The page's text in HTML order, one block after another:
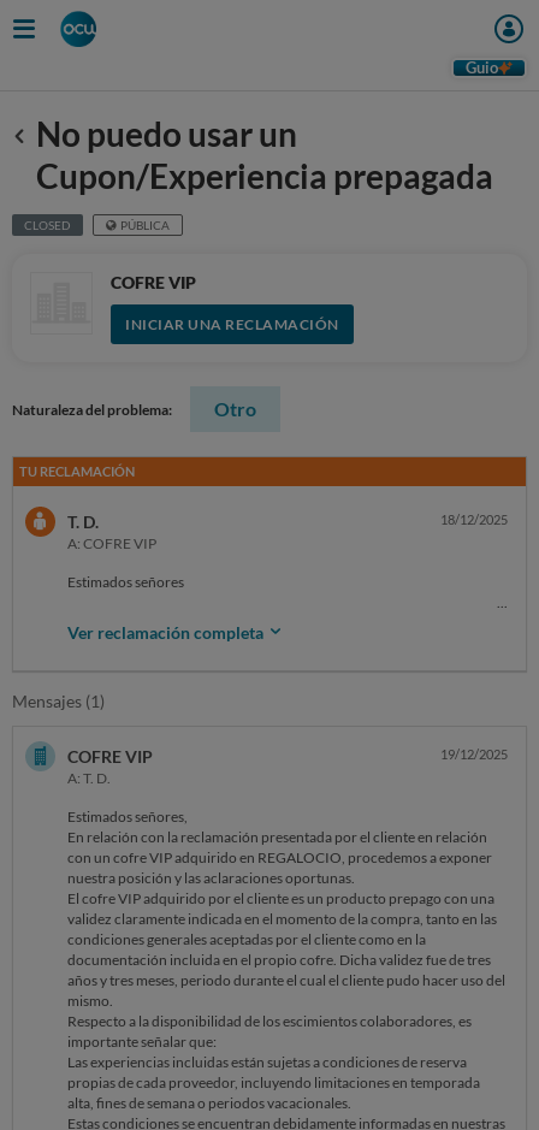
Guio
Anterior
No puedo usar un
Cupon/Experiencia prepagada
CLOSED PÚBLICA
COFRE VIP
INICIAR UNA RECLAMACIÓN
Naturaleza del problema: Otro
TU RECLAMACIÓN
T. D.
A: COFRE VIP
18/12/2025
Estimados señores
Me pongo en contacto con ustedes porque adquirí cofre VIP y no he
podido usarlo.
Nunca me admitieron el cofre prepago en los sitios que contacté
El cofre ha caducado y me dicen en REGALOCIO que no se puede
extender su duración (cuando creo que según la ley los servicios
prepagados no pueden caducar o tienen que darte opción de
renovación/cambio)
He perdido mi dinero y la opción de disfrutar de una experiencia ya
que las empresas no admiten el cupón.
SOLICITO una solución (reactivación/Reembolso/Cambio a otra
experiencia)
Sin otro particular, atentamente.
Teodoro Delgado
Ver reclamación completa
Mensajes (1)
COFRE VIP
A: T. D.
19/12/2025
Estimados señores,
En relación con la reclamación presentada por el cliente en relación
con un cofre VIP adquirido en REGALOCIO, procedemos a exponer
nuestra posición y las aclaraciones oportunas.
El cofre VIP adquirido por el cliente es un producto prepago con una
validez claramente indicada en el momento de la compra, tanto en las
condiciones generales aceptadas por el cliente como en la
documentación incluida en el propio cofre. Dicha validez fue de tres
años y tres meses, periodo durante el cual el cliente pudo hacer uso del
mismo.
Respecto a la disponibilidad de los escimientos colaboradores, es
importante señalar que:
Las experiencias incluidas están sujetas a condiciones de reserva
propias de cada proveedor, incluyendo limitaciones en temporada
alta, fines de semana o periodos vacacionales.
Estas condiciones se encuentran debidamente informadas en nuestras